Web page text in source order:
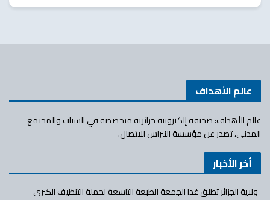
عالم الأهداف
عالم الأهداف: صحيفة إلكترونية جزائرية متخصصة في الشباب والمجتمع
المدني، تصدر عن مؤسسة النبراس للاتصال.
أخر الأخبار
ولاية الجزائر تطلق غدا الجمعة الطبعة التاسعة لحملة التنظيف الكبرى